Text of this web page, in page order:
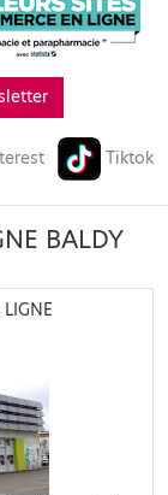
Tiktok
BALDY